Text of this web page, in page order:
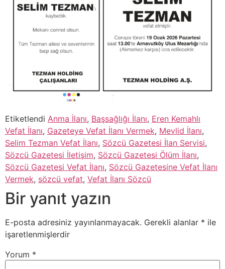
Etiketlendi Anma İlanı, Başsağlığı İlanı, Eren Kemahlı
Vefat İlanı, Gazeteye Vefat İlanı Vermek, Mevlid İlanı,
Selim Tezman Vefat İlanı, Sözcü Gazetesi İlan Servisi,
Sözcü Gazetesi İletişim, Sözcü Gazetesi Ölüm İlanı,
Sözcü Gazetesi Vefat İlanı, Sözcü Gazetesine Vefat İlanı
Vermek, sözcü vefat, Vefat İlanı Sözcü
Bir yanıt yazın
E-posta adresiniz yayınlanmayacak. Gerekli alanlar * ile
işaretlenmişlerdir
Yorum *